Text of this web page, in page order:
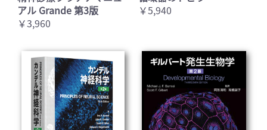
アル Grande 第3版
￥3,960
￥5,940